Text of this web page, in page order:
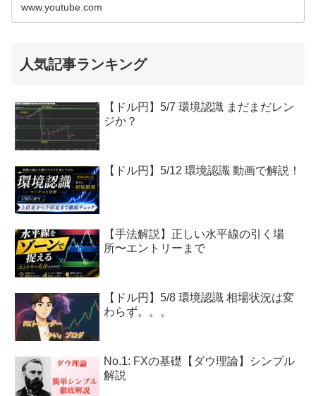
www.youtube.com
人気記事ランキング
【ドル円】5/7 環境認識 まだまだレン
ジか？
【ドル円】5/12 環境認識 動画で解説！
【手法解説】正しい水平線の引く場
所〜エントリーまで
【ドル円】5/8 環境認識 相場状況は変
わらず。。。
No.1: FXの基礎【ダウ理論】シンプル
解説